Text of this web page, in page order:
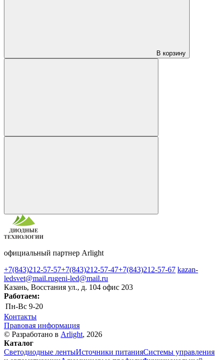
В корзину
официальный партнер Arlight
+7(843)212-57-57+7(843)212-57-47+7(843)212-57-67 kazan-
ledsvet@mail.rugeni-led@mail.ru
Казань, Восстания ул., д. 104 офис 203
Работаем:
Пн-Вс 9-20
Контакты
Правовая информация
© Разработано в Arlight, 2026
Каталог
Светодиодные лентыИсточники питанияСистемы управления